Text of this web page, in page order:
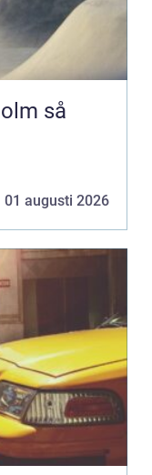
så
01 augusti 2026